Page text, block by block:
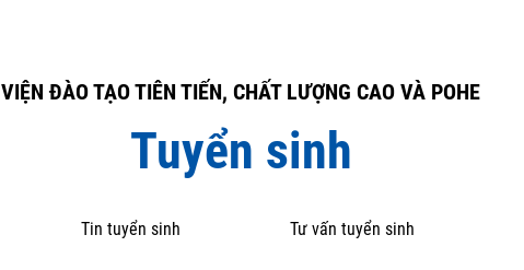
VIỆN ĐÀO TẠO TIÊN TIẾN, CHẤT LƯỢNG CAO VÀ POHE
Tuyển sinh
Tin tuyển sinh Tư vấn tuyển sinh